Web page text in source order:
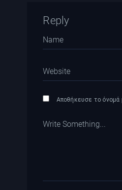
Reply
Αποθήκευσε το όνομά